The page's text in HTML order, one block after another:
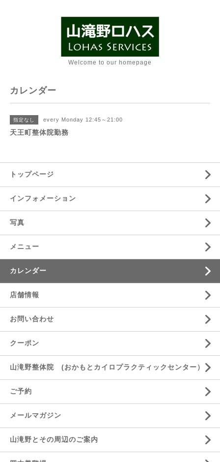
Welcome to our homepage
カレンダー
指定なし every Monday 12:45～21:00
天王町整体院勤務
トップページ
インフォメーション
写真
メニュー
カレンダー
店舗情報
お問い合わせ
クーポン
山滝野整体院 (おかもとカイロプラクティックセンター）
ご予約
メールマガジン
山滝野とその周辺のご案内